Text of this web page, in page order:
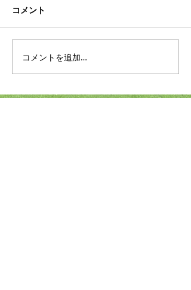
＜2023-2024 年末年始ス
ケジュール＞
コメント
コメントを追加…